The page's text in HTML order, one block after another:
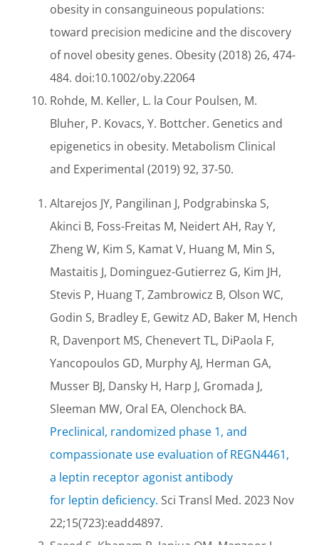
obesity in consanguineous populations:
toward precision medicine and the discovery
of novel obesity genes. Obesity (2018) 26, 474-
484. doi:10.1002/oby.22064
Rohde, M. Keller, L. la Cour Poulsen, M.
Bluher, P. Kovacs, Y. Bottcher. Genetics and
epigenetics in obesity. Metabolism Clinical
and Experimental (2019) 92, 37-50.
Altarejos JY, Pangilinan J, Podgrabinska S,
Akinci B, Foss-Freitas M, Neidert AH, Ray Y,
Zheng W, Kim S, Kamat V, Huang M, Min S,
Mastaitis J, Dominguez-Gutierrez G, Kim JH,
Stevis P, Huang T, Zambrowicz B, Olson WC,
Godin S, Bradley E, Gewitz AD, Baker M, Hench
R, Davenport MS, Chenevert TL, DiPaola F,
Yancopoulos GD, Murphy AJ, Herman GA,
Musser BJ, Dansky H, Harp J, Gromada J,
Sleeman MW, Oral EA, Olenchock BA.
Preclinical, randomized phase 1, and
compassionate use evaluation of REGN4461,
a leptin receptor agonist antibody
for leptin deficiency. Sci Transl Med. 2023 Nov
22;15(723):eadd4897.